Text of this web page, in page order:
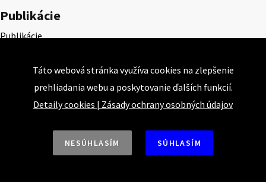
Publikácie
Publikácie
Konzervatívne pohľady
Projekty
Akadémia klasickej ekonómie
Táto webová stránka využíva cookies na zlepšenie
prehliadania webu a poskytovanie ďalších funkcií.
Detaily cookies | Zásady ochrany osobných údajov
NESÚHLASÍM SÚHLASÍM